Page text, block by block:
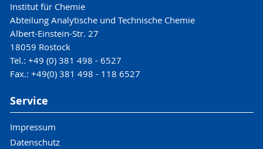
Institut für Chemie
Abteilung Analytische und Technische Chemie
Albert-Einstein-Str. 27
18059 Rostock
Tel.: +49 (0) 381 498 - 6527
Fax.: +49(0) 381 498 - 118 6527
Service
Impressum
Datenschutz